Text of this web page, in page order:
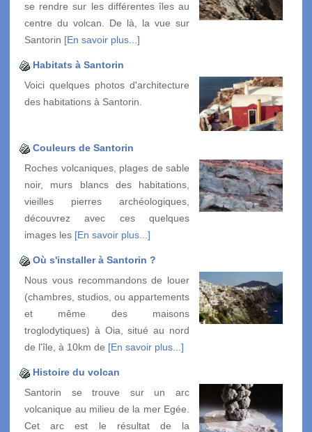
se rendre sur les différentes îles au
centre du volcan. De là, la vue sur
Santorin [En savoir plus...]
Habitats à Santorin
Voici quelques photos d'architecture
des habitations à Santorin.
Couleurs de Santorin
Roches volcaniques, plages de sable
noir, murs blancs des habitations,
vieilles pierres archéologiques,
découvrez avec ces quelques
images les [En savoir plus...]
Où s'installer à Santorin ?
Nous vous recommandons de louer
(chambres, studios, ou appartements
et même des maisons
troglodytiques) à Oia, situé au nord
de l'île, à 10km de [En savoir plus...]
Histoire du volcan
Santorin se trouve sur un arc
volcanique au milieu de la mer Egée.
Cet arc est le résultat de la